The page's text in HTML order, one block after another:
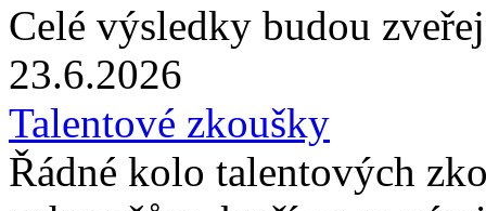
Celé výsledky budou
23.6.2026
Talentové zkoušky
Řádné kolo talentových